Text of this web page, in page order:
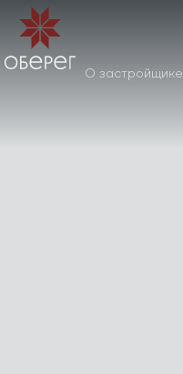
О застройщике